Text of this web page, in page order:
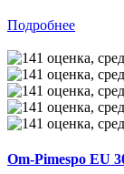
Подробнее
Om-Pimespo EU